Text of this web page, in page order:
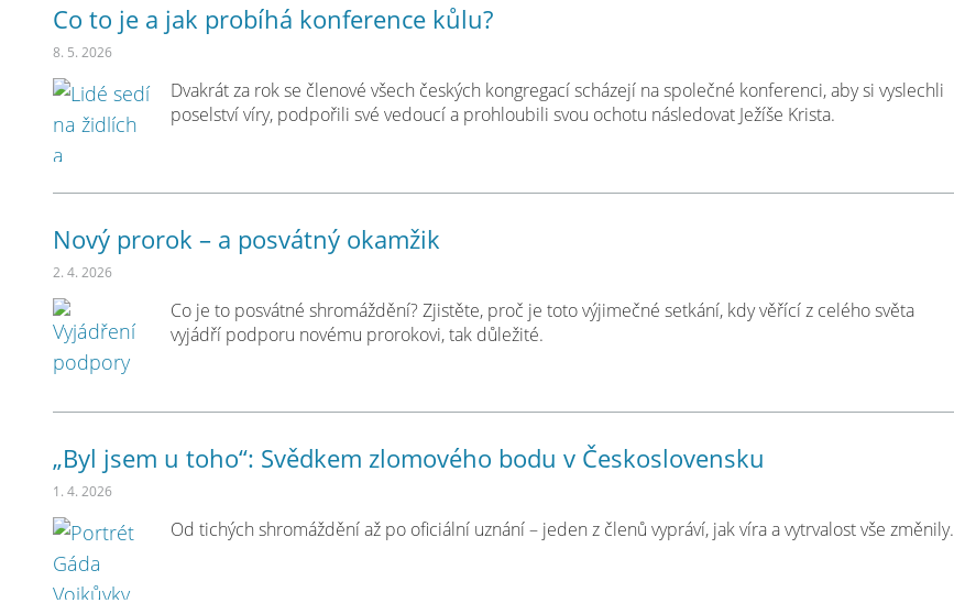
Co to je a jak probíhá konference kůlu?
8. 5. 2026
Dvakrát za rok se členové všech českých kongregací scházejí na společné konferenci, aby si vyslechli
poselství víry, podpořili své vedoucí a prohloubili svou ochotu následovat Ježíše Krista.
Nový prorok – a posvátný okamžik
2. 4. 2026
Co je to posvátné shromáždění? Zjistěte, proč je toto výjimečné setkání, kdy věřící z celého světa
vyjádří podporu novému prorokovi, tak důležité.
„Byl jsem u toho“: Svědkem zlomového bodu v Československu
1. 4. 2026
Od tichých shromáždění až po oficiální uznání – jeden z členů vypráví, jak víra a vytrvalost vše změnily.